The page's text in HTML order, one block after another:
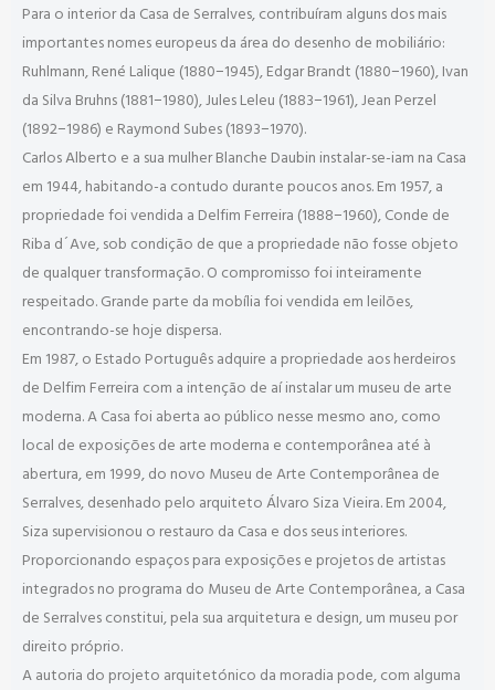
Para o interior da Casa de Serralves, contribuíram alguns dos mais
importantes nomes europeus da área do desenho de mobiliário:
Ruhlmann, René Lalique (1880−1945), Edgar Brandt (1880−1960), Ivan
da Silva Bruhns (1881−1980), Jules Leleu (1883−1961), Jean Perzel
(1892−1986) e Raymond Subes (1893−1970).
Carlos Alberto e a sua mulher Blanche Daubin instalar-se-iam na Casa
em 1944, habitando-a contudo durante poucos anos. Em 1957, a
propriedade foi vendida a Delfim Ferreira (1888−1960), Conde de
Riba d´Ave, sob condição de que a propriedade não fosse objeto
de qualquer transformação. O compromisso foi inteiramente
respeitado. Grande parte da mobília foi vendida em leilões,
encontrando-se hoje dispersa.
Em 1987, o Estado Português adquire a propriedade aos herdeiros
de Delfim Ferreira com a intenção de aí instalar um museu de arte
moderna. A Casa foi aberta ao público nesse mesmo ano, como
local de exposições de arte moderna e contemporânea até à
abertura, em 1999, do novo Museu de Arte Contemporânea de
Serralves, desenhado pelo arquiteto Álvaro Siza Vieira. Em 2004,
Siza supervisionou o restauro da Casa e dos seus interiores.
Proporcionando espaços para exposições e projetos de artistas
integrados no programa do Museu de Arte Contemporânea, a Casa
de Serralves constitui, pela sua arquitetura e design, um museu por
direito próprio.
A autoria do projeto arquitetónico da moradia pode, com alguma